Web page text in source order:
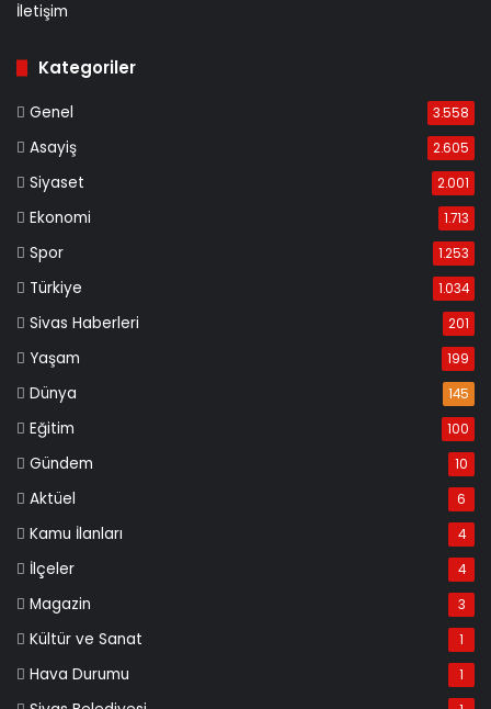
İletişim
Kategoriler
Genel 3.558
Asayiş 2.605
Siyaset 2.001
Ekonomi 1.713
Spor 1.253
Türkiye 1.034
Sivas Haberleri 201
Yaşam 199
Dünya 145
Eğitim 100
Gündem 10
Aktüel 6
Kamu İlanları 4
İlçeler 4
Magazin 3
Kültür ve Sanat 1
Hava Durumu 1